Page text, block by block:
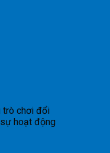
trò chơi đổi
hoạt động